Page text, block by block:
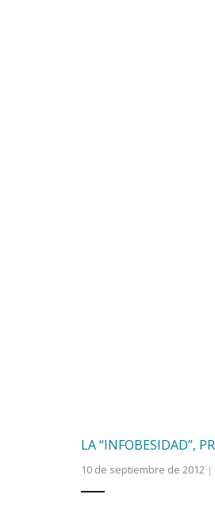
LA “INFOBESIDAD”,
10 de septiembre de 2012